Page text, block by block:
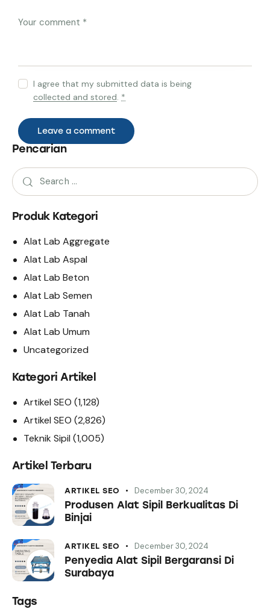
I agree that my submitted data is being
collected and stored *
Pencarian
Produk Kategori
Alat Lab Aggregate
Alat Lab Aspal
Alat Lab Beton
Alat Lab Semen
Alat Lab Tanah
Alat Lab Umum
Uncategorized
Kategori Artikel
Artikel SEO (1,128)
Artikel SEO (2,826)
Teknik Sipil (1,005)
Artikel Terbaru
ARTIKEL SEO December 30, 2024
Produsen Alat Sipil Berkualitas Di
Binjai
ARTIKEL SEO December 30, 2024
Penyedia Alat Sipil Bergaransi Di
Surabaya
Tags